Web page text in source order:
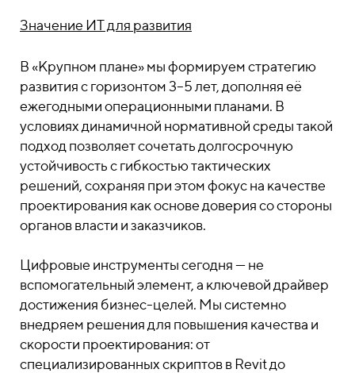
Значение ИТ для развития
В «Крупном плане» мы формируем стратегию
развития с горизонтом 3–5 лет, дополняя её
ежегодными операционными планами. В
условиях динамичной нормативной среды такой
подход позволяет сочетать долгосрочную
устойчивость с гибкостью тактических
решений, сохраняя при этом фокус на качестве
проектирования как основе доверия со стороны
органов власти и заказчиков.
Цифровые инструменты сегодня — не
вспомогательный элемент, а ключевой драйвер
достижения бизнес-целей. Мы системно
внедряем решения для повышения качества и
скорости проектирования: от
специализированных скриптов в Revit до